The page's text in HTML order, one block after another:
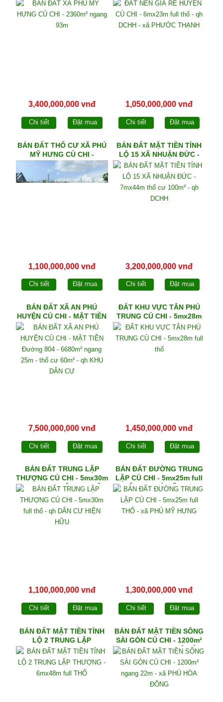
3,400,000,000 vnđ
Chi tiết Đặt mua
THẠNH
1,050,000,000 vnđ
Chi tiết Đặt mua
BÁN ĐẤT THỔ CƯ XÃ PHÚ
MỸ HƯNG CỦ CHI -
5mx30m full thổ - qh DCHH
1,100,000,000 vnđ
Chi tiết Đặt mua
BÁN ĐẤT MẶT TIỀN TỈNH
LỘ 15 XÃ NHUẬN ĐỨC -
7mx44m thổ cư 100m² - qh
DCHH
3,200,000,000 vnđ
Chi tiết Đặt mua
BÁN ĐẤT XÃ AN PHÚ
HUYỆN CỦ CHI - MẶT TIỀN
Đường 804 - 6680m²
ngang 25m - thổ cư 60m² -
qh KHU DÂN CƯ
7,500,000,000 vnđ
Chi tiết Đặt mua
ĐẤT KHU VỰC TÂN PHÚ
TRUNG CỦ CHI - 5mx28m
full thổ
1,450,000,000 vnđ
Chi tiết Đặt mua
BÁN ĐẤT TRUNG LẬP
THƯỢNG CỦ CHI - 5mx30m
full thổ - qh DÂN CƯ HIỆN
HỮU
1,100,000,000 vnđ
Chi tiết Đặt mua
BÁN ĐẤT ĐƯỜNG TRUNG
LẬP CỦ CHI - 5mx25m full
THỔ - xã PHÚ MỸ HƯNG
1,300,000,000 vnđ
Chi tiết Đặt mua
BÁN ĐẤT MẶT TIỀN TỈNH
LỘ 2 TRUNG LẬP
THƯỢNG - 6mx48m full
THỔ
BÁN ĐẤT MẶT TIỀN SÔNG
SÀI GÒN CỦ CHI - 1200m²
ngang 22m - xã PHÚ HÒA
ĐÔNG